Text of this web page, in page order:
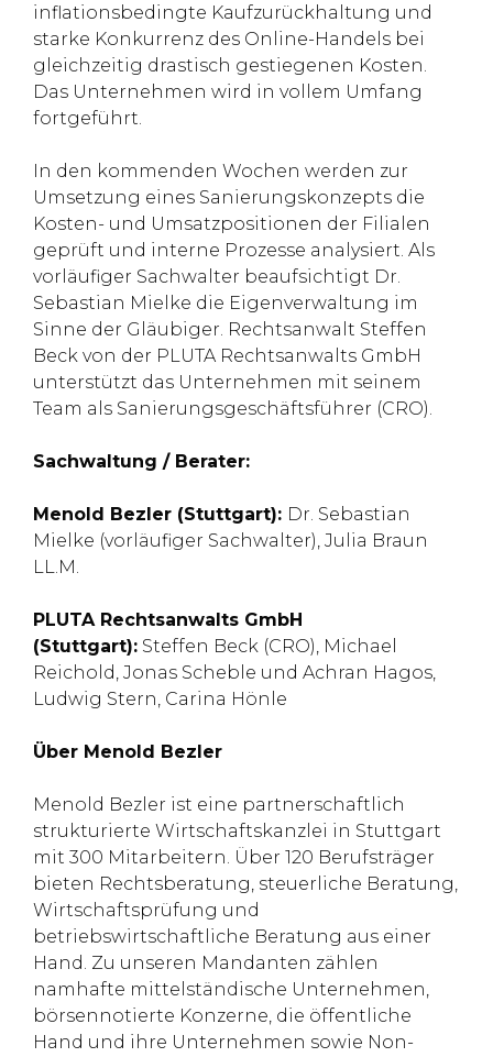
inflationsbedingte Kaufzurückhaltung und
starke Konkurrenz des Online-Handels bei
gleichzeitig drastisch gestiegenen Kosten.
Das Unternehmen wird in vollem Umfang
fortgeführt.
In den kommenden Wochen werden zur
Umsetzung eines Sanierungskonzepts die
Kosten- und Umsatzpositionen der Filialen
geprüft und interne Prozesse analysiert. Als
vorläufiger Sachwalter beaufsichtigt Dr.
Sebastian Mielke die Eigenverwaltung im
Sinne der Gläubiger. Rechtsanwalt Steffen
Beck von der PLUTA Rechtsanwalts GmbH
unterstützt das Unternehmen mit seinem
Team als Sanierungsgeschäftsführer (CRO).
Sachwaltung / Berater:
Menold Bezler (Stuttgart): Dr. Sebastian
Mielke (vorläufiger Sachwalter), Julia Braun
LL.M.
PLUTA Rechtsanwalts GmbH
(Stuttgart): Steffen Beck (CRO), Michael
Reichold, Jonas Scheble und Achran Hagos,
Ludwig Stern, Carina Hönle
Über Menold Bezler
Menold Bezler ist eine partnerschaftlich
strukturierte Wirtschaftskanzlei in Stuttgart
mit 300 Mitarbeitern. Über 120 Berufsträger
bieten Rechtsberatung, steuerliche Beratung,
Wirtschaftsprüfung und
betriebswirtschaftliche Beratung aus einer
Hand. Zu unseren Mandanten zählen
namhafte mittelständische Unternehmen,
börsennotierte Konzerne, die öffentliche
Hand und ihre Unternehmen sowie Non-